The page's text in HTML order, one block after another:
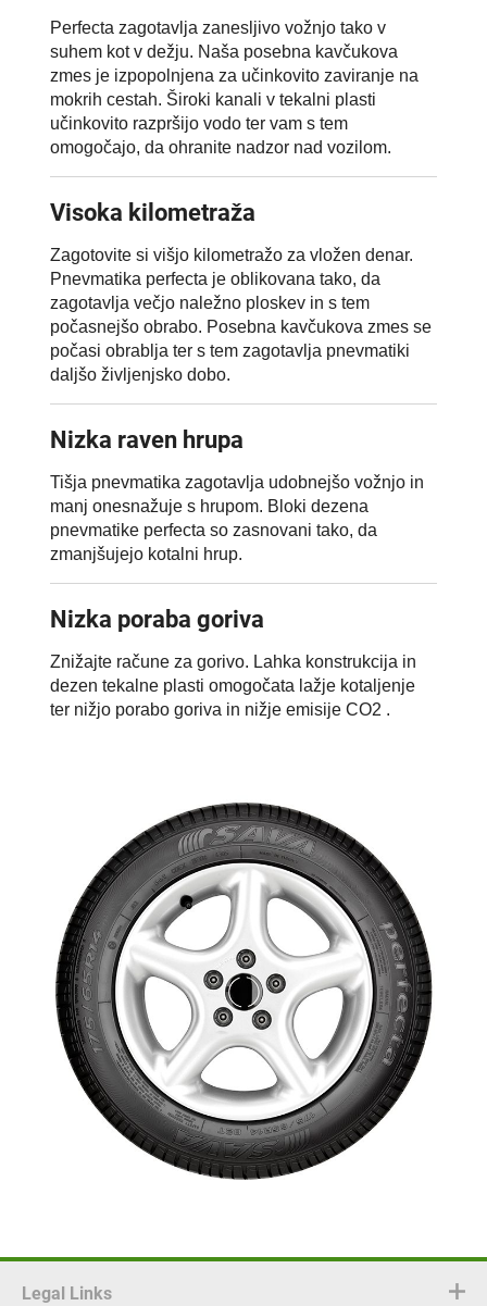
Perfecta zagotavlja zanesljivo vožnjo tako v
suhem kot v dežju. Naša posebna kavčukova
zmes je izpopolnjena za učinkovito zaviranje na
mokrih cestah. Široki kanali v tekalni plasti
učinkovito razpršijo vodo ter vam s tem
omogočajo, da ohranite nadzor nad vozilom.
Visoka kilometraža
Zagotovite si višjo kilometražo za vložen denar.
Pnevmatika perfecta je oblikovana tako, da
zagotavlja večjo naležno ploskev in s tem
počasnejšo obrabo. Posebna kavčukova zmes se
počasi obrablja ter s tem zagotavlja pnevmatiki
daljšo življenjsko dobo.
Nizka raven hrupa
Tišja pnevmatika zagotavlja udobnejšo vožnjo in
manj onesnažuje s hrupom. Bloki dezena
pnevmatike perfecta so zasnovani tako, da
zmanjšujejo kotalni hrup.
Nizka poraba goriva
Znižajte račune za gorivo. Lahka konstrukcija in
dezen tekalne plasti omogočata lažje kotaljenje
ter nižjo porabo goriva in nižje emisije CO2 .
Legal Links